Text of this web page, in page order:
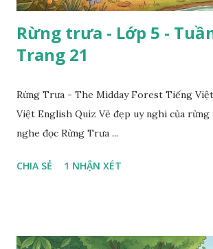
Rừng trưa - Lớp 5 -
Trang 21
Rừng Trưa - The Midday Forest Tiếng
Việt English Quiz Vẻ đẹp uy nghi của rừng
nghe đọc Rừng Trưa ...
CHIA SẺ 1 NHẬN XÉT